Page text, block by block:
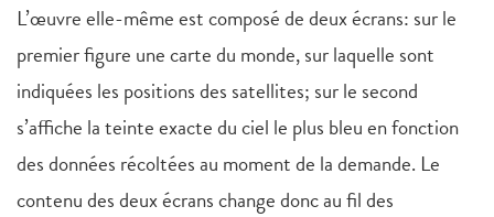
L’œuvre elle-même est composé de deux écrans: sur le
premier figure une carte du monde, sur laquelle sont
indiquées les positions des satellites; sur le second
s’affiche la teinte exacte du ciel le plus bleu en fonction
des données récoltées au moment de la demande. Le
contenu des deux écrans change donc au fil des